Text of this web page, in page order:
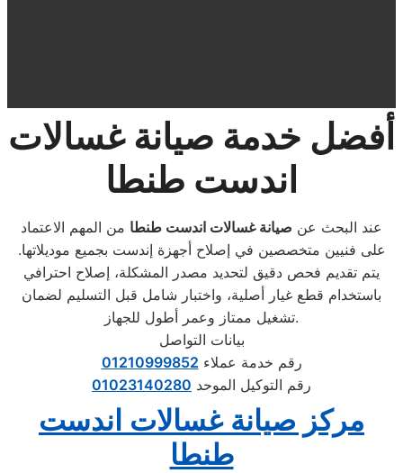
أفضل خدمة صيانة غسالات
اندست طنطا
عند البحث عن صيانة غسالات اندست طنطا من المهم الاعتماد
على فنيين متخصصين في إصلاح أجهزة إندست بجميع موديلاتها.
يتم تقديم فحص دقيق لتحديد مصدر المشكلة، إصلاح احترافي
باستخدام قطع غيار أصلية، واختبار شامل قبل التسليم لضمان
تشغيل ممتاز وعمر أطول للجهاز.
بيانات التواصل
رقم خدمة عملاء 01210999852
رقم التوكيل الموحد 01023140280
مركز صيانة غسالات اندست
طنطا